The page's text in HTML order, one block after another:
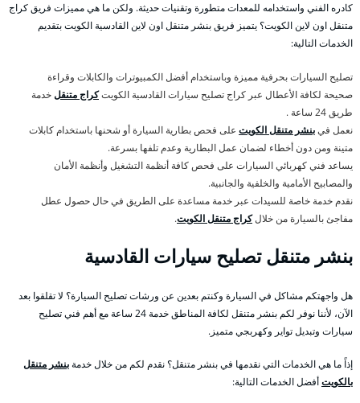
كادره الفني واستخدامه للمعدات متطورة وتقنيات حديثة. ولكن ما هي مميزات فريق كراج
متنقل اون لاين الكويت؟ يتميز فريق بنشر متنقل اون لاين القادسية الكويت بتقديم
الخدمات التالية:
تصليح السيارات بحرفية مميزة وباستخدام أفضل الكمبيوترات والكابلات وقراءة
صحيحة لكافة الأعطال عبر كراج تصليح سيارات القادسية الكويتكراج متنقلخدمة
طريق 24 ساعة .
نعمل فيبنشر متنقل الكويت على فحص بطارية السيارة أو شحنها باستخدام كابلات
متينة ومن دون أخطاء لضمان عمل البطارية وعدم تلفها بسرعة.
يساعد فني كهربائي السيارات على فحص كافة أنظمة التشغيل وأنظمة الأمان
والمصابيح الأمامية والخلفية والجانبية.
نقدم خدمة خاصة للسيدات عبر خدمة مساعدة على الطريق في حال حصول عطل
مفاجئ بالسيارة من خلالكراج متنقل الكويت.
بنشر متنقل تصليح سيارات القادسية
هل واجهتكم مشاكل في السيارة وكنتم بعدين عن ورشات تصليح السيارة؟ لا تقلقوا بعد
الآن، لأننا نوفر لكم بنشر متنقل لكافة المناطق خدمة 24 ساعة مع أهم فني تصليح
سيارات وتبديل تواير وكهربجي متميز.
إذاً ما هي الخدمات التي نقدمها في بنشر متنقل؟ نقدم لكم من خلال خدمةبنشر متنقل
بالكويتأفضل الخدمات التالية: